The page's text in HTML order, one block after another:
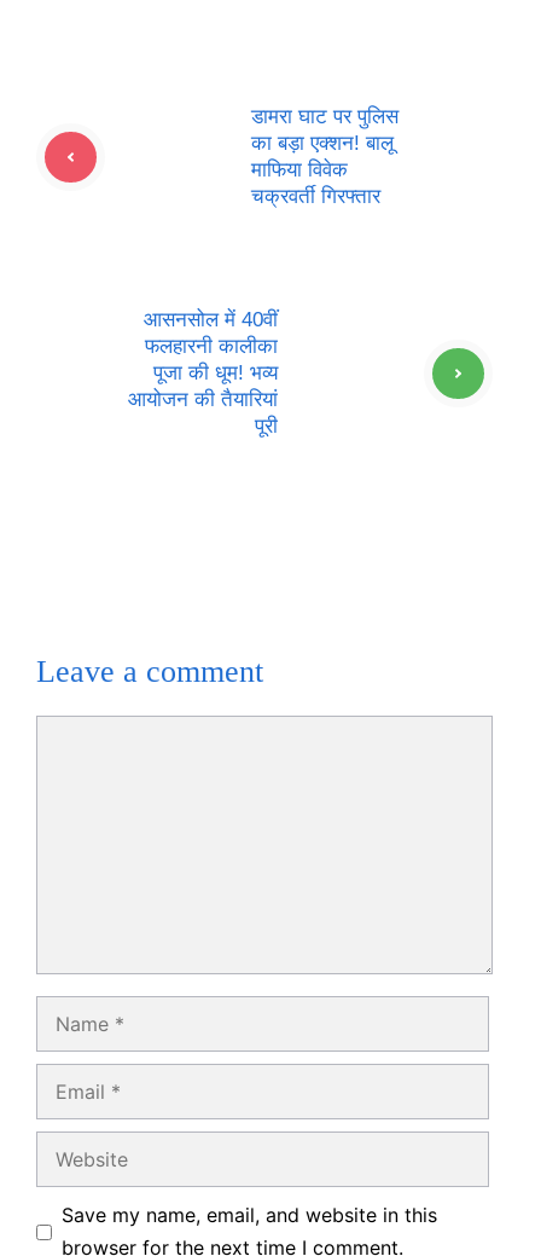
डामरा घाट पर पुलिस
का बड़ा एक्शन! बालू
माफिया विवेक
चक्रवर्ती गिरफ्तार
आसनसोल में 40वीं
फलहारनी कालीका
पूजा की धूम! भव्य
आयोजन की तैयारियां
पूरी
Leave a comment
Name
Email
Website
Save my name, email, and website in this
browser for the next time I comment.